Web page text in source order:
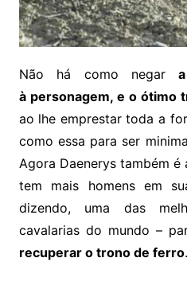
Não há como negar a
à personagem, e o ótimo
ao lhe emprestar toda a
como essa para ser
Agora Daenerys também
tem mais homens em
dizendo, uma das
cavalarias do mundo –
recuperar o trono de ferro.